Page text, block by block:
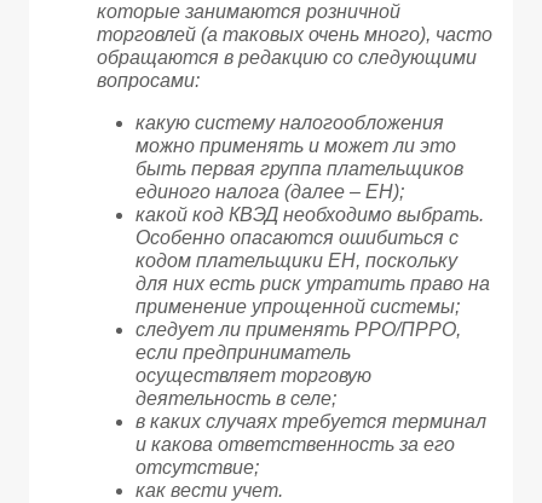
которые занимаются розничной
торговлей (а таковых очень много), часто
обращаются в редакцию со следующими
вопросами:
какую систему налогообложения
можно применять и может ли это
быть первая группа плательщиков
единого налога (далее – ЕН);
какой код КВЭД необходимо выбрать.
Особенно опасаются ошибиться с
кодом плательщики ЕН, поскольку
для них есть риск утратить право на
применение упрощенной системы;
следует ли применять РРО/ПРРО,
если предприниматель
осуществляет торговую
деятельность в селе;
в каких случаях требуется терминал
и какова ответственность за его
отсутствие;
как вести учет.